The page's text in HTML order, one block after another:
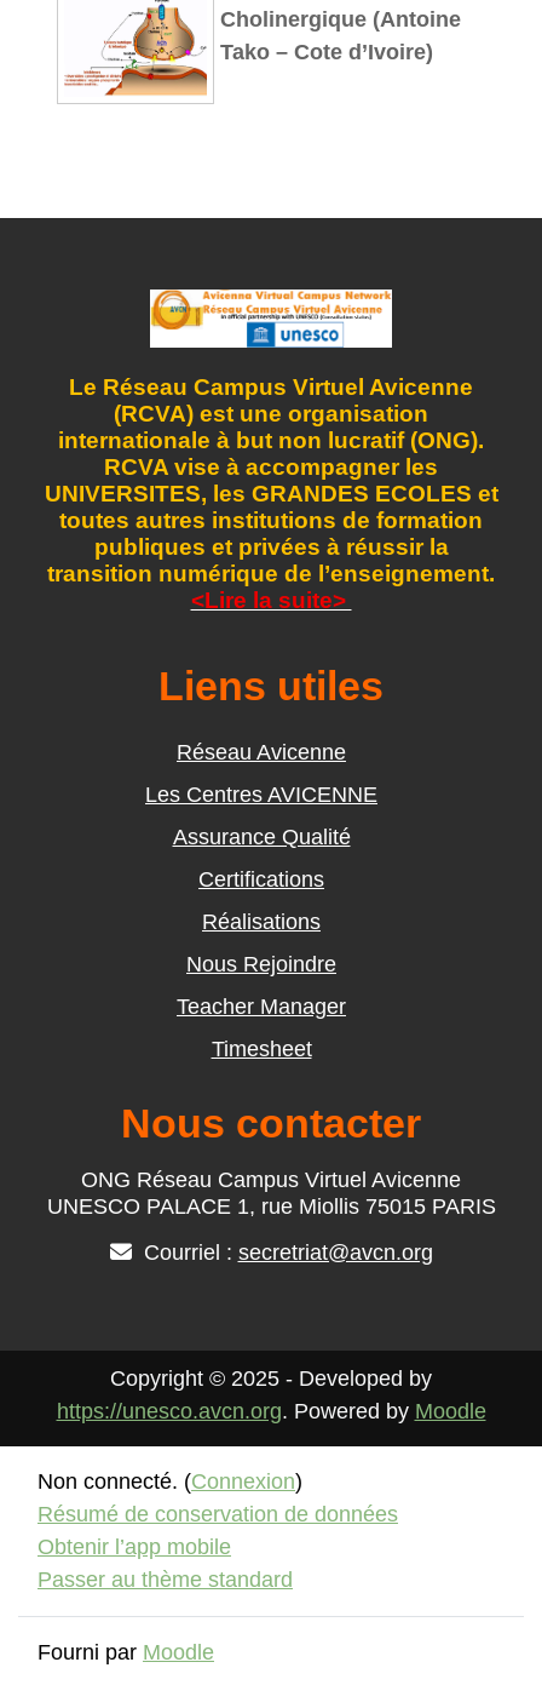
Cholinergique (Antoine
Tako – Cote d’Ivoire)
Le Réseau Campus Virtuel Avicenne
(RCVA) est une organisation
internationale à but non lucratif (ONG).
RCVA vise à accompagner les
UNIVERSITES, les GRANDES ECOLES et
toutes autres institutions de formation
publiques et privées à réussir la
transition numérique de l’enseignement.
<Lire la suite>
Liens utiles
Réseau Avicenne
Les Centres AVICENNE
Assurance Qualité
Certifications
Réalisations
Nous Rejoindre
Teacher Manager
Timesheet
Nous contacter
ONG Réseau Campus Virtuel Avicenne
UNESCO PALACE 1, rue Miollis 75015 PARIS
Courriel : secretriat@avcn.org
Copyright © 2025 - Developed by
https://unesco.avcn.org. Powered by Moodle
Non connecté. (Connexion)
Résumé de conservation de données
Obtenir l’app mobile
Passer au thème standard
Fourni par Moodle